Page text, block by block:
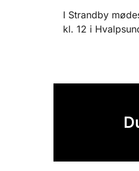
I Strandby
kl. 12 i